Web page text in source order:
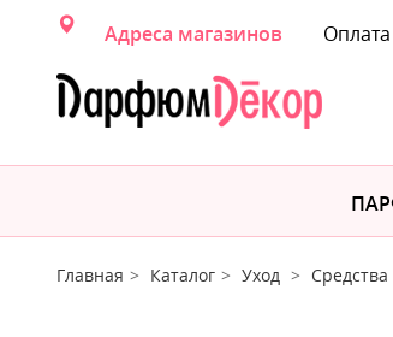
Адреса магазинов Оплата
Главная Каталог Уход Средства